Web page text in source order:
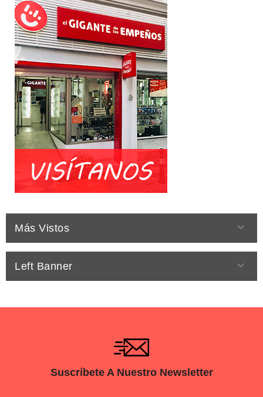
Más Vistos 
Left Banner 
Suscríbete A Nuestro Newsletter